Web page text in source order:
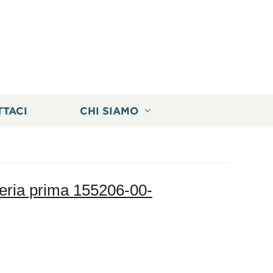
CHI SIAMO
prima 155206-00-